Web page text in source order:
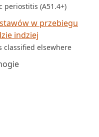
periostitis (A51.4+)
w przebiegu
indziej
classified elsewhere